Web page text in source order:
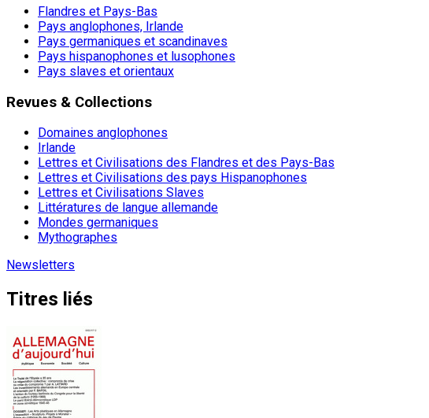
Flandres et Pays-Bas
Pays anglophones, Irlande
Pays germaniques et scandinaves
Pays hispanophones et lusophones
Pays slaves et orientaux
Revues & Collections
Domaines anglophones
Irlande
Lettres et Civilisations des Flandres et des Pays-Bas
Lettres et Civilisations des pays Hispanophones
Lettres et Civilisations Slaves
Littératures de langue allemande
Mondes germaniques
Mythographes
Newsletters
Titres liés